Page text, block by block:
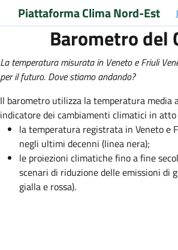
Piattaforma Clima Nord-Est
Barometro del
La temperatura misurata in Veneto e Friuli
per il futuro. Dove stiamo andando?
Il barometro utilizza la temperatura media
indicatore dei cambiamenti climatici in
la temperatura registrata in Veneto e
negli ultimi decenni (linea nera);
le proiezioni climatiche fino a fine
scenari di riduzione delle emissioni di
gialla e rossa).